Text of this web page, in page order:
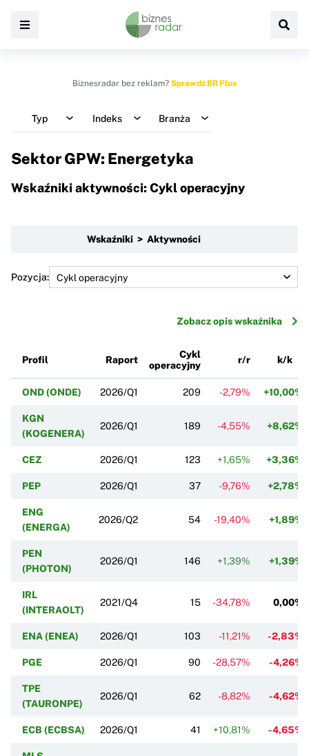
Biznesradar bez reklam? Sprawdź BR Plus
Typ Indeks Branża
Sektor GPW: Energetyka
Wskaźniki aktywności: Cykl operacyjny
Wskaźniki > Aktywności
Pozycja:
Zobacz opis wskaźnika
Profil Raport
Cykl
operacyjny
r/r k/k
OND (ONDE) 2026/Q1 209 -2,79% +10,00%
KGN
(KOGENERA)
2026/Q1 189 -4,55% +8,62%
CEZ 2026/Q1 123 +1,65% +3,36%
PEP 2026/Q1 37 -9,76% +2,78%
ENG
(ENERGA)
2026/Q2 54 -19,40% +1,89%
PEN
(PHOTON)
2026/Q1 146 +1,39% +1,39%
IRL
(INTERAOLT)
2021/Q4 15 -34,78% 0,00%
ENA (ENEA) 2026/Q1 103 -11,21% -2,83%
PGE 2026/Q1 90 -28,57% -4,26%
TPE
(TAURONPE)
2026/Q1 62 -8,82% -4,62%
ECB (ECBSA) 2026/Q1 41 +10,81% -4,65%